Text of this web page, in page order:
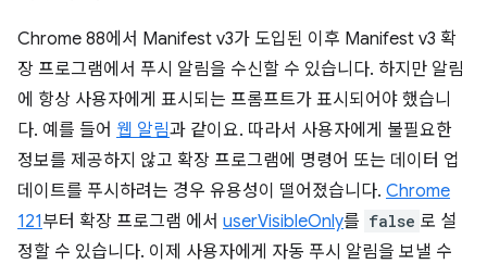
Chrome 88에서 Manifest v3가 도입된 이후 Manifest v3 확
장 프로그램에서 푸시 알림을 수신할 수 있습니다. 하지만 알림
에 항상 사용자에게 표시되는 프롬프트가 표시되어야 했습니
다. 예를 들어 웹 알림과 같이요. 따라서 사용자에게 불필요한
정보를 제공하지 않고 확장 프로그램에 명령어 또는 데이터 업
데이트를 푸시하려는 경우 유용성이 떨어졌습니다. Chrome
121부터 확장 프로그램 에서 userVisibleOnly를 false 로 설
정할 수 있습니다. 이제 사용자에게 자동 푸시 알림을 보낼 수